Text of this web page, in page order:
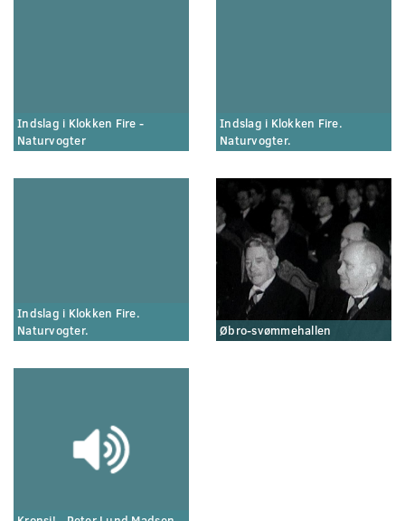
Indslag i Klokken Fire -
Naturvogter
Indslag i Klokken Fire.
Naturvogter.
Indslag i Klokken Fire.
Naturvogter.
Øbro-svømmehallen